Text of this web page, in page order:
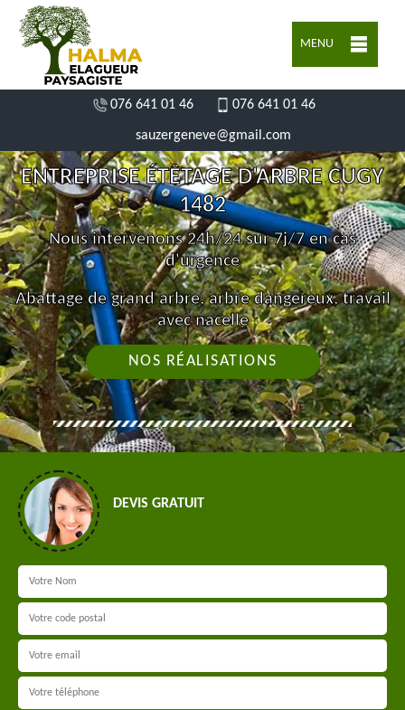
MENU
076 641 01 46 076 641 01 46
sauzergeneve@gmail.com
ENTREPRISE ÉTÊTAGE D'ARBRE CUGY
1482
Nous intervenons 24h/24 sur 7j/7 en cas
d'urgence
Abattage de grand arbre, arbre dangereux, travail
avec nacelle
NOS RÉALISATIONS
DEVIS GRATUIT